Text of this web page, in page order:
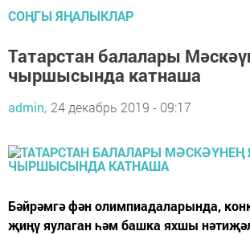
СОҢГЫ ЯҢАЛЫКЛАР
Татарстан балалары
чыршысында катнаша
admin, 24 декабрь 2019 - 09:17
Бәйрәмгә фән олимпиадаларында,
җиңү яулаган һәм башка яхшы